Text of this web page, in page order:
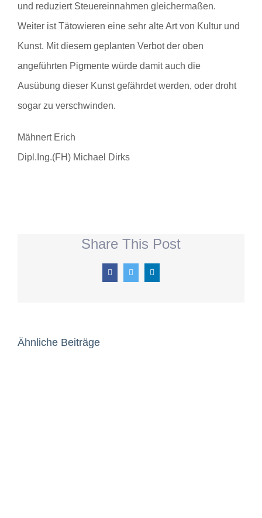
und reduziert Steuereinnahmen gleichermaßen.
Weiter ist Tätowieren eine sehr alte Art von Kultur und
Kunst. Mit diesem geplanten Verbot der oben
angeführten Pigmente würde damit auch die
Ausübung dieser Kunst gefährdet werden, oder droht
sogar zu verschwinden.
Mähnert Erich
Dipl.Ing.(FH) Michael Dirks
Share This Post
FacebookTwitter
Ähnliche Beiträge